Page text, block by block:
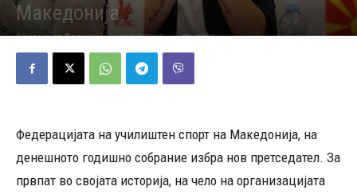
Македонија
Објавено од Редакција - 19/06/2025 1018
Федерацијата на училиштен спорт на Македонија, на
денешното годишно собрание избра нов претседател. За
првпат во својата историја, на чело на организацијата